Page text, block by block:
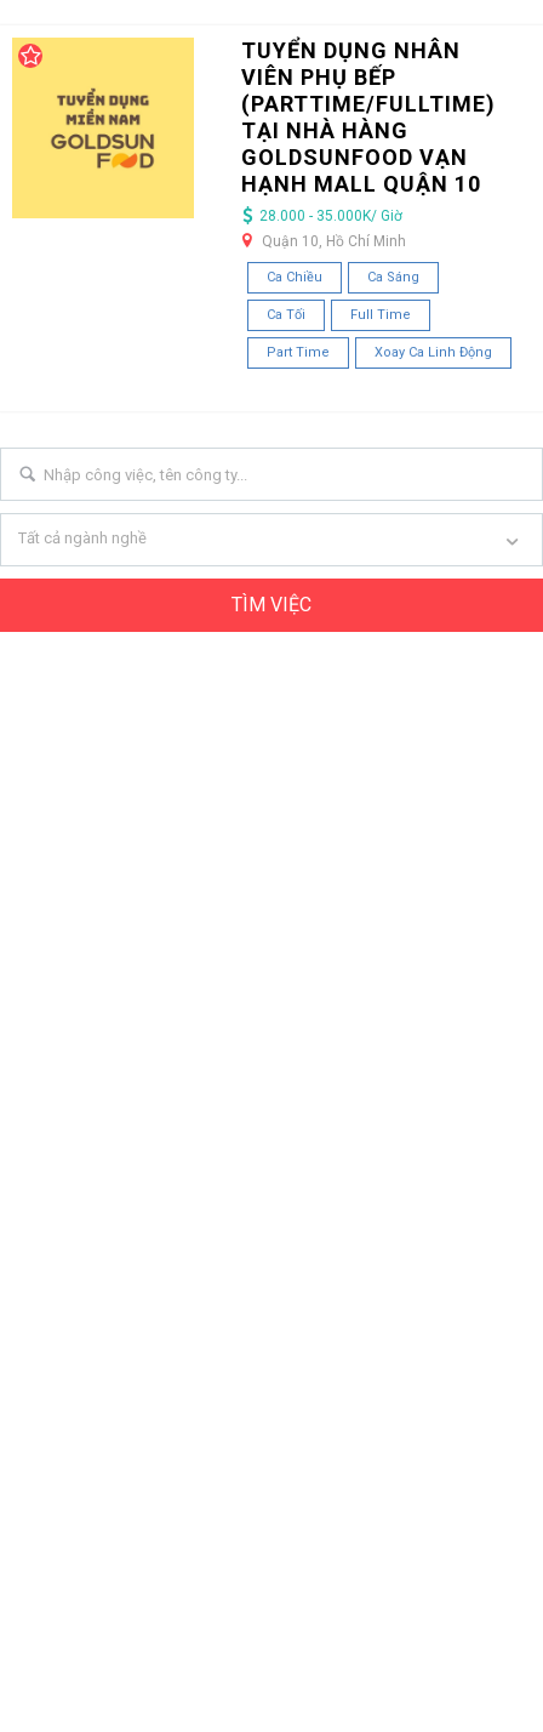
TUYỂN DỤNG NHÂN
VIÊN PHỤ BẾP
(PARTTIME/FULLTIME)
TẠI NHÀ HÀNG
GOLDSUNFOOD VẠN
HẠNH MALL QUẬN 10
28.000 - 35.000K/ Giờ
Quận 10, Hồ Chí Minh
Ca Chiều Ca Sáng
Ca Tối Full Time
Part Time Xoay Ca Linh Động
Tất cả ngành nghề